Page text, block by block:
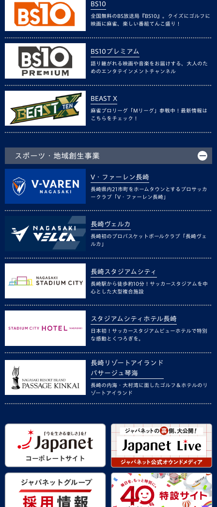
BS10
全国無料のBS放送局『BS10』。クイズにゴルフに
映画に麻雀、楽しい番組てんこ盛り！
BS10プレミアム
語り継がれる映画や音楽をお届けする、大人のた
めのエンタテインメントチャンネル
BEAST X
麻雀プロリーグ「Mリーグ」参戦中！最新情報は
こちらをチェック！
スポーツ・地域創生事業
V・ファーレン長崎
長崎県内21市町をホームタウンとするプロサッカ
ークラブ「V・ファーレン長崎」
長崎ヴェルカ
長崎初のプロバスケットボールクラブ「長崎ヴェ
ルカ」
長崎スタジアムシティ
長崎駅から徒歩約10分！サッカースタジアムを中
心とした大型複合施設
スタジアムシティホテル長崎
日本初！サッカースタジアムビューホテルで特別
な感動とくつろぎを。
長崎リゾートアイランド
パサージュ琴海
長崎の内海・大村湾に面したゴルフ＆ホテルのリ
ゾートアイランド